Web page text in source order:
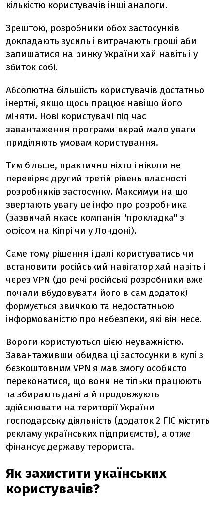
кількістю користувачів інші аналоги.
Зрештою, розробники обох застосунків
докладають зусиль і витрачають гроші аби
залишатися на ринку України хай навіть і у
збиток собі.
Абсолютна більшість користувачів достатньо
інертні, якщо щось працює навіщо його
міняти. Нові користувачі під час
завантаження програми вкрай мало уваги
приділяють умовам користування.
Тим більше, практично ніхто і ніколи не
перевіряє другий третій рівень власності
розробників застосунку. Максимум на що
звертають увагу це інфо про розробника
(зазвичай якась компанія "прокладка" з
офісом на Кіпрі чи у Лондоні).
Саме тому рішення і далі користуватись чи
встановити російський навігатор хай навіть і
через VPN (до речі російські розробники вже
почали вбудовувати його в сам додаток)
формується звичкою та недостатньою
інформованістю про небезпеки, які він несе.
Вороги користуються цією неуважністю.
Завантаживши обидва ці застосунки в купі з
безкоштовним VPN я мав змогу особисто
переконатися, що вони не тільки працюють
та збирають дані а й продовжують
здійснювати на території України
господарську діяльність (додаток 2 ГІС містить
рекламу українських підприємств), а отже
фінансує державу терориста.
Як захистити укаїнських
користувачів?